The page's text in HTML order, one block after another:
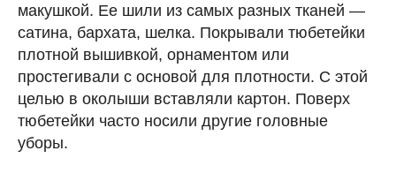
макушкой. Ее шили из самых разных тканей —
сатина, бархата, шелка. Покрывали тюбетейки
плотной вышивкой, орнаментом или
простегивали с основой для плотности. С этой
целью в околыши вставляли картон. Поверх
тюбетейки часто носили другие головные
уборы.